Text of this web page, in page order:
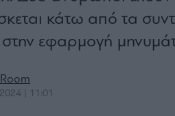
κάτω από τα
στην εφαρμογή
| 11:01